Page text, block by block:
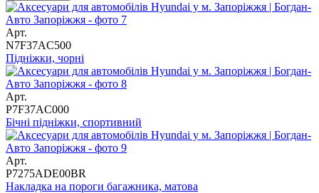
Арт.
N7F37AC500
Підніжки, чорні
Арт.
P7F37AC000
Бічні підніжки, спортивний
Арт.
P7275ADE00BR
Накладка на пороги багажника, матова